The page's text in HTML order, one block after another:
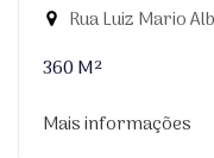
Rua Luiz Mario
360 M²
Mais informações